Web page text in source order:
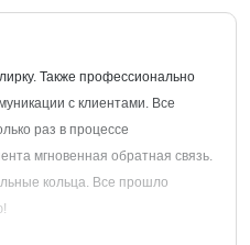
Также профессионально
с клиентами. Все
раз в процессе
мгновенная обратная связь.
кольца. Все прошло